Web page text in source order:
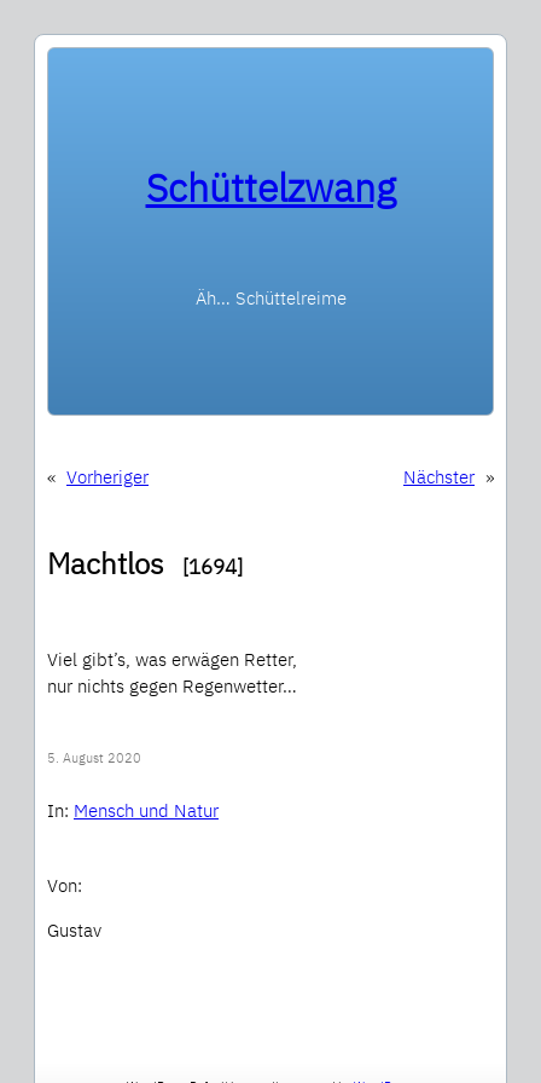
Schüttelzwang
Äh… Schüttelreime
« Vorheriger Nächster »
Machtlos [1694]
Viel gibt’s, was erwägen Retter,
nur nichts gegen Regenwetter…
5. August 2020
In: Mensch und Natur
Von:
Gustav